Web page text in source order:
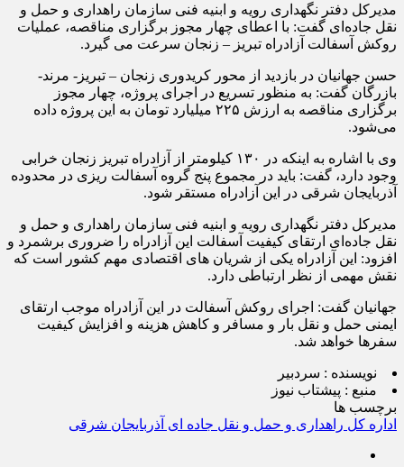
مدیرکل دفتر نگهداری رویه و ابنیه فنی سازمان راهداری و حمل و
نقل جاده‌ای گفت: با اعطای چهار مجوز برگزاری مناقصه، عملیات
روکش آسفالت آزادراه تبریز – زنجان سرعت می گیرد.
حسن جهانیان در بازدید از محور کریدوری زنجان – تبریز- مرند-
بازرگان گفت: به منظور تسریع در اجرای پروژه، چهار مجوز
برگزاری مناقصه به ارزش ۲۲۵ میلیارد تومان به این پروژه داده
می‌شود.
وی با اشاره به اینکه در ۱۳۰ کیلومتر از آزادراه تبریز زنجان خرابی
وجود دارد، گفت: باید در مجموع پنج گروه آسفالت ریزی در محدوده
آذربایجان شرقی در این آزادراه مستقر شود.
مدیرکل دفتر نگهداری رویه و ابنیه فنی سازمان راهداری و حمل و
نقل جاده‌ای ارتقای کیفیت آسفالت این آزادراه را ضروری برشمرد و
افزود: این آزادراه یکی از شریان های اقتصادی مهم کشور است که
نقش مهمی از نظر ارتباطی دارد.
جهانیان گفت: اجرای روکش آسفالت در این آزادراه موجب ارتقای
ایمنی حمل و نقل بار و مسافر و کاهش هزینه و افزایش کیفیت
سفرها خواهد شد.
نویسنده : سردبیر
منبع : پیشتاب نیوز
برچسب ها
اداره کل راهداری و حمل و نقل جاده ای آذربایجان شرقی